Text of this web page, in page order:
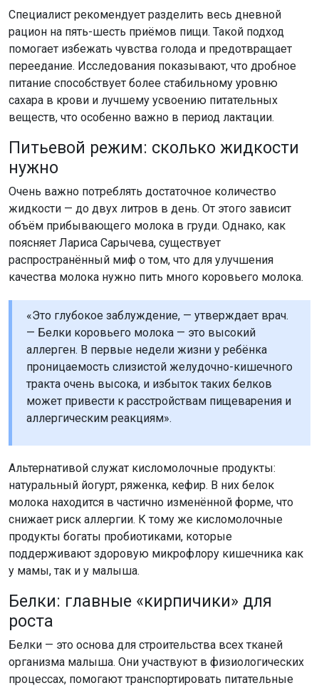
Специалист рекомендует разделить весь дневной
рацион на пять-шесть приёмов пищи. Такой подход
помогает избежать чувства голода и предотвращает
переедание. Исследования показывают, что дробное
питание способствует более стабильному уровню
сахара в крови и лучшему усвоению питательных
веществ, что особенно важно в период лактации.
Питьевой режим: сколько жидкости
нужно
Очень важно потреблять достаточное количество
жидкости — до двух литров в день. От этого зависит
объём прибывающего молока в груди. Однако, как
поясняет Лариса Сарычева, существует
распространённый миф о том, что для улучшения
качества молока нужно пить много коровьего молока.
«Это глубокое заблуждение, — утверждает врач.
— Белки коровьего молока — это высокий
аллерген. В первые недели жизни у ребёнка
проницаемость слизистой желудочно-кишечного
тракта очень высока, и избыток таких белков
может привести к расстройствам пищеварения и
аллергическим реакциям».
Альтернативой служат кисломолочные продукты:
натуральный йогурт, ряженка, кефир. В них белок
молока находится в частично изменённой форме, что
снижает риск аллергии. К тому же кисломолочные
продукты богаты пробиотиками, которые
поддерживают здоровую микрофлору кишечника как
у мамы, так и у малыша.
Белки: главные «кирпичики» для
роста
Белки — это основа для строительства всех тканей
организма малыша. Они участвуют в физиологических
процессах, помогают транспортировать питательные